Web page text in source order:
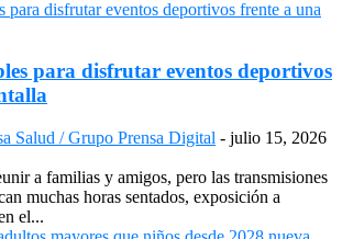
para disfrutar eventos deportivos
Salud / Grupo Prensa Digital - julio 15, 2026
a familias y amigos, pero las transmisiones
muchas horas sentados, exposición a
el...